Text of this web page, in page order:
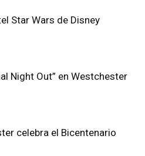
Star Wars de Disney
Night Out” en Westchester
celebra el Bicentenario